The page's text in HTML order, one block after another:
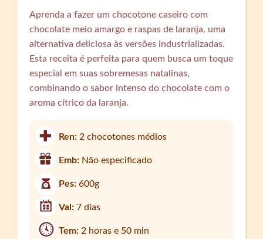
Aprenda a fazer um chocotone caseiro com
chocolate meio amargo e raspas de laranja, uma
alternativa deliciosa às versões industrializadas.
Esta receita é perfeita para quem busca um toque
especial em suas sobremesas natalinas,
combinando o sabor intenso do chocolate com o
aroma cítrico da laranja.
Ren:2 chocotones médios
Emb: Não especificado
Pes:600g
Val:7 dias
Tem:2 horas e 50 min